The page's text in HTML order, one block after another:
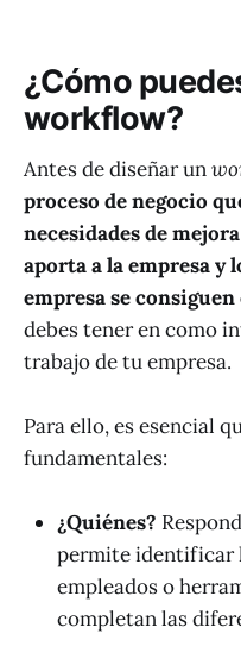
¿Cómo
workflow?
Antes de diseñar un
proceso de negocio
necesidades de
aporta a la empresa y
empresa se consiguen
debes tener en como
trabajo de tu empresa.
Para ello, es esencial
fundamentales:
¿Quiénes?
permite identificar
empleados o
completan las